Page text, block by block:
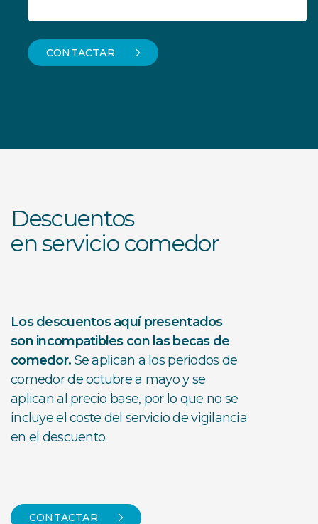
CONTACTAR
Descuentos
en servicio comedor
Los descuentos aquí presentados
son incompatibles con las becas de
comedor. Se aplican a los periodos de
comedor de octubre a mayo y se
aplican al precio base, por lo que no se
incluye el coste del servicio de vigilancia
en el descuento.
CONTACTAR